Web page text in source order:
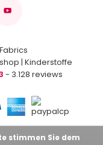
| Kinderstoffe
- 3.128 reviews
stimmen Sie dem